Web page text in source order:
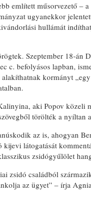
említett műsorvezető –
ugyanekkor
hullámát
Szeptember 18-
c. befolyásos lapban,
kormányt
aki Popov közeli
törölték a nyíltan
az is, ahogyan
kijevi látogatását
zsidógyűlölet
zsidó családból
az ügyet” – írja